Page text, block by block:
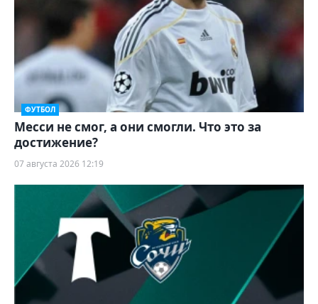
ФУТБОЛ
Месси не смог, а они смогли. Что это за
достижение?
07 августа 2026 12:19